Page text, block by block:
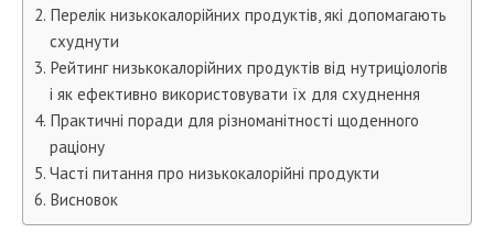
Перелік низькокалорійних продуктів, які допомагають
схуднути
Рейтинг низькокалорійних продуктів від нутриціологів
і як ефективно використовувати їх для схуднення
Практичні поради для різноманітності щоденного
раціону
Часті питання про низькокалорійні продукти
Висновок